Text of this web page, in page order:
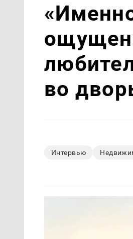
во
Интервью